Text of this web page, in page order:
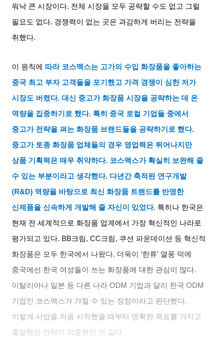
워낙 큰 시장이다. 전체 시장을 모두 공략할 수도 없고 그럴
필요도 없다. 경쟁력이 없는 곳은 과감하게 버리는 전략을
취했다.
이 원칙에 따라 코스맥스는 고가의 수입 화장품을 좋아하는
중국 최고 부자 고객들을 포기했고 가격 경쟁이 심한 저가
시장도 버렸다.대신 중고가 화장품 시장을 공략하는 데 온
역량을 집중하기로 했다. 특히 중국 로컬 기업들 중에서
중고가 전략을 펴는 화장품 브랜드들을 공략하기로 했다.
중고가 토종 화장품 업체들의 경우 영업력은 뛰어나지만
상품 기획력은 매우 취약하다. 코스맥스가 확실히 보완해 줄
수 있는 부분이라고 생각했다. 다년간 축적된 연구개발
(R&D) 역량을 바탕으로 최신 화장품 트렌드를 반영한
신제품을 신속하게 개발해 줄 자신이 있었다. 특히나 한국은
현재 전 세계적으로 화장품 업계에서 가장 혁신적인 나라로
평가되고 있다. BB크림, CC크림, 쿠션 파운데이션 등 혁신적
화장품은 모두 한국에서 나왔다. 더욱이 ‘한류’ 열풍 덕에
중국에선 한국 여성들이 쓰는 화장품에 대한 관심이 많다.
이탈리아나 일본 등 다른 나라 ODM 기업과 달리 한국 ODM
기업인 코스맥스가 가질 수 있는 장점이라고 판단했다.
이렇게 사업을 처음 시작했을 때부터 명확한 목표를 가지고
출발했던 전략이 적중했던 것 같다.